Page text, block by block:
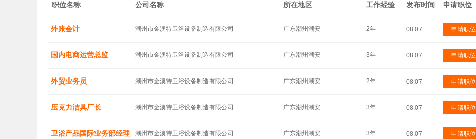
职位名称 公司名称 所在地区 工作经验 发布时间 申请职位
外账会计 潮州市金澳特卫浴设备制造有限公司 广东潮州潮安 2年 08.07 申请职位
国内电商运营总监 潮州市金澳特卫浴设备制造有限公司 广东潮州潮安 3年 08.07 申请职位
外贸业务员 潮州市金澳特卫浴设备制造有限公司 广东潮州潮安 2年 08.07 申请职位
压克力洁具厂长 潮州市金澳特卫浴设备制造有限公司 广东潮州潮安 3年 08.07 申请职位
卫浴产品国际业务部经理 潮州市金澳特卫浴设备制造有限公司 广东潮州潮安 3年 08.07 申请职位